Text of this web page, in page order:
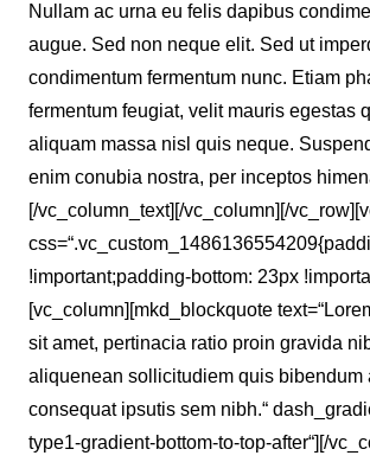
Nullam ac urna eu felis dapibus
augue. Sed non neque elit. Sed ut
condimentum fermentum nunc. Etiam
fermentum feugiat, velit mauris egestas
aliquam massa nisl quis neque.
enim conubia nostra, per inceptos
[/vc_column_text][/vc_column][/
!important;padding-bottom: 23px
[vc_column][mkd_blockquote
sit amet, pertinacia ratio proin gravida
aliquenean sollicitudiem quis bibendum
consequat ipsutis sem nibh.“
type1-gradient-bottom-to-top-after“][/